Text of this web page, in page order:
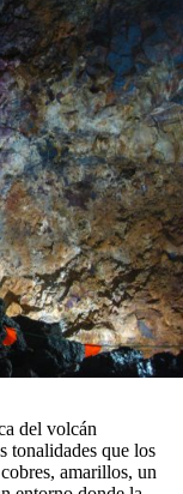
del volcán
tonalidades que los
amarillos, un